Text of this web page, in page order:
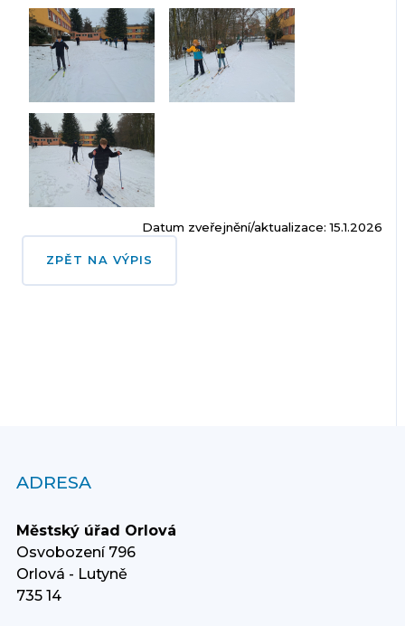
Datum zveřejnění/aktualizace: 15.1.2026
ZPĚT NA VÝPIS
ADRESA
Městský úřad Orlová
Osvobození 796
Orlová - Lutyně
735 14